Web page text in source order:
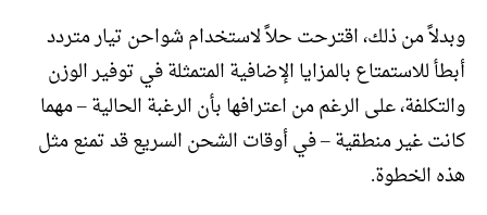
وبدلاً من ذلك، اقترحت حلاً لاستخدام شواحن تيار متردد
أبطأ للاستمتاع بالمزايا الإضافية المتمثلة في توفير الوزن
والتكلفة، على الرغم من اعترافها بأن الرغبة الحالية – مهما
كانت غير منطقية – في أوقات الشحن السريع قد تمنع مثل
هذه الخطوة.